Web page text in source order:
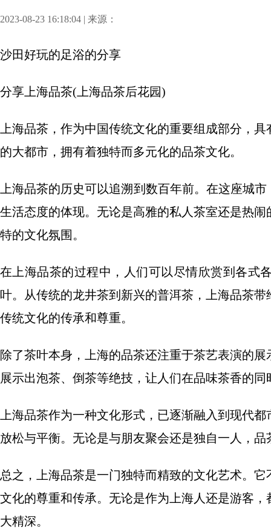
2023-08-23 16:18:04 | 来源：
沙田好玩的足浴的分享
分享 上海品茶(上海品茶后花园)
上海品茶，作为中国传统文化的重要组成部分，
的大都市，拥有着独特而多元化的品茶文化。
上海品茶的历史可以追溯到数百年前。在这座城
生活态度的体现。无论是高雅的私人茶室还是热
特的文化氛围。
在上海品茶的过程中，人们可以尽情欣赏到各式
叶。从传统的龙井茶到新兴的普洱茶，上海品茶
传统文化的传承和尊重。
除了茶叶本身，上海的品茶还注重于茶艺表演的
展示出泡茶、倒茶等绝技，让人们在品味茶香的
上海品茶作为一种文化形式，已逐渐融入到现代
放松与平衡。无论是与朋友聚会还是独自一人，
总之，上海品茶是一门独特而精致的文化艺术。
文化的尊重和传承。无论是作为上海人还是游客
大精深。